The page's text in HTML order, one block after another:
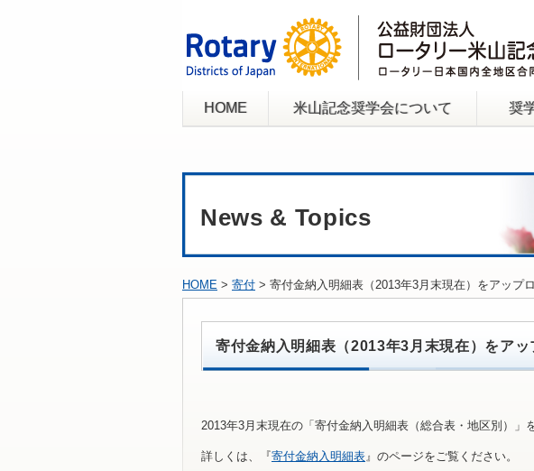
HOME 米山記念奨学会について 奨
News & Topics
HOME > 寄付 > 寄付金納入明細表（2013年3月末現在）をアップ
寄付金納入明細表（2013年3月末現在）をアッ
2013年3月末現在の「寄付金納入明細表（総合表・地区別）」
詳しくは、『寄付金納入明細表』のページをご覧ください。